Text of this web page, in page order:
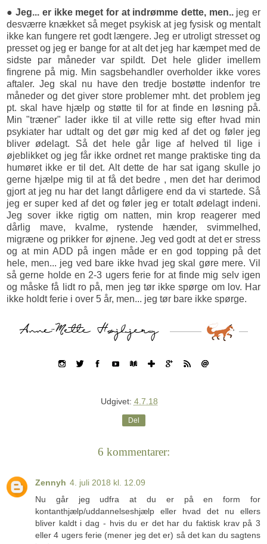
● Jeg... er ikke meget for at indrømme dette, men..jeg er
desværre knækket så meget psykisk at jeg fysisk og mentalt
ikke kan fungere ret godt længere. Jeg er utroligt stresset og
presset og jeg er bange for at alt det jeg har kæmpet med de
sidste par måneder var spildt. Det hele glider imellem
fingrene på mig. Min sagsbehandler overholder ikke vores
aftaler. Jeg skal nu have den tredje bostøtte indenfor tre
måneder og det giver store problemer mht. det problem jeg
pt. skal have hjælp og støtte til for at finde en løsning på.
Min "træner" lader ikke til at ville rette sig efter hvad min
psykiater har udtalt og det gør mig ked af det og føler jeg
bliver ødelagt. Så det hele går lige af helved til lige i
øjeblikket og jeg får ikke ordnet ret mange praktiske ting da
humøret ikke er til det. Alt dette de har sat igang skulle jo
gerne hjælpe mig til at få det bedre , men det har derimod
gjort at jeg nu har det langt dårligere end da vi startede. Så
jeg er super ked af det og føler jeg er totalt ødelagt indeni.
Jeg sover ikke rigtig om natten, min krop reagerer med
dårlig mave, kvalme, rystende hænder, svimmelhed,
migræne og prikker for øjnene. Jeg ved godt at det er stress
og at min ADD på ingen måde er en god topping på det
hele, men... jeg ved bare ikke hvad jeg skal gøre mere. Vil
så gerne holde en 2-3 ugers ferie for at finde mig selv igen
og måske få lidt ro på, men jeg tør ikke spørge om lov. Har
ikke holdt ferie i over 5 år, men... jeg tør bare ikke spørge.
Udgivet: 4.7.18
Del
6 kommentarer:
Zennyh 4. juli 2018 kl. 12.09
Nu går jeg udfra at du er på en form for
kontanthjælp/uddannelseshjælp eller hvad det nu ellers
bliver kaldt i dag - hvis du er det har du faktisk krav på 3
eller 4 ugers ferie (mener jeg det er) så det kan du sagtens